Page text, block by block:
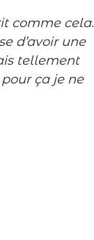
comme cela.
d’avoir une
tellement
ça je ne